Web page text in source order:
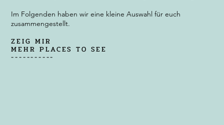
Im Folgenden haben wir eine kleine Auswahl für euch
zusammengestellt.
ZEIG MIR
MEHR PLACES TO SEE
-----------